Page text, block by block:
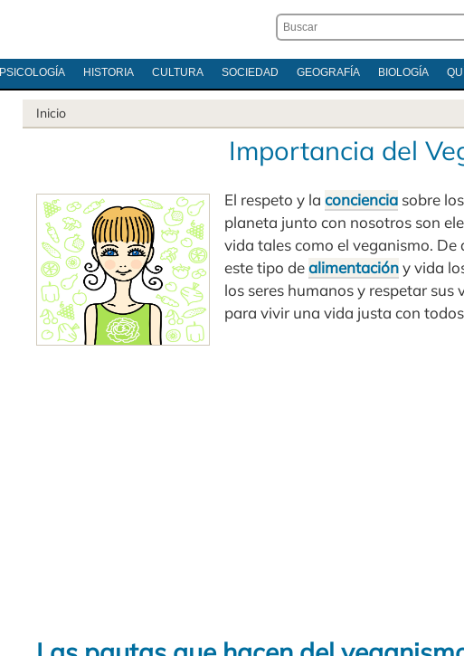
PSICOLOGÍA HISTORIA CULTURA SOCIEDAD GEOGRAFÍA BIOLOGÍA
Inicio
Importancia del
El respeto y la conciencia sobre
planeta junto con nosotros son
vida tales como el veganismo.
este tipo dealimentacióny vida
los seres humanos y respetar
para vivir una vida justa con